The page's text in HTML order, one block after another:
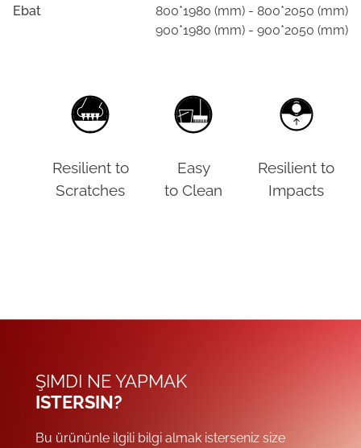
Ebat
800*1980 (mm) - 800*2050 (mm)
900*1980 (mm) - 900*2050 (mm)
Resilient to
Scratches
Easy
to Clean
Resilient to
Impacts
ŞIMDI NE YAPMAK
ISTERSIN?
Bu ürününle ilgili bilgi almak isterseniz size